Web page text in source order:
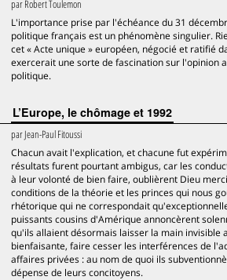
parRobert Toulemon
L'importance prise par l'échéance du 31
politique français est un phénomène singulier.
cet « Acte unique » européen, négocié et ratifié
exercerait une sorte de fascination sur l'opinion
politique.
L’Europe, le chômage et 1992
parJean-Paul Fitoussi
Chacun avait l'explication, et chacune fut
résultats furent pourtant ambigus, car les
à leur volonté de bien faire, oublièrent Dieu
conditions de la théorie et les princes qui nous
rhétorique qui ne correspondait
puissants cousins d'Amérique annoncèrent
qu'ils allaient désormais laisser la main invisible
bienfaisante, faire cesser les interférences de
affaires privées : au nom de quoi ils
dépense de leurs concitoyens.